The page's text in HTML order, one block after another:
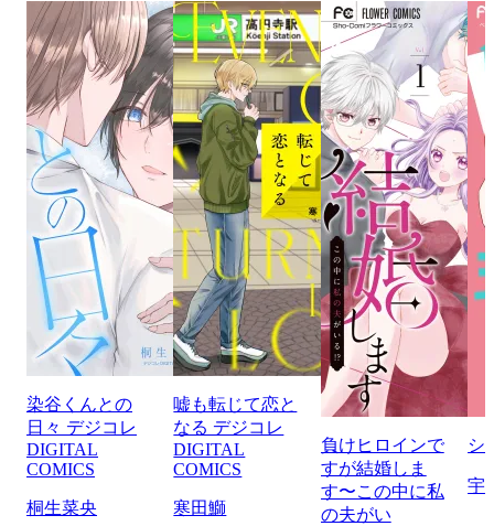
染谷くんとの
日々 デジコレ
DIGITAL
COMICS
桐生菜央
嘘も転じて恋と
なる デジコレ
DIGITAL
COMICS
寒田鰤
負けヒロインで
すが結婚しま
す〜この中に私
の夫がい
シ
宇